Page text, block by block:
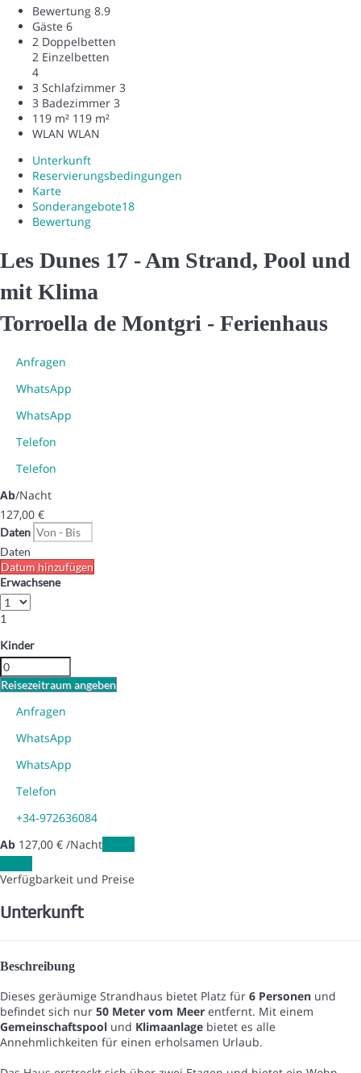
Bewertung 8.9
Gäste 6
2 Doppelbetten
2 Einzelbetten
4
3 Schlafzimmer 3
3 Badezimmer 3
119 m² 119 m²
WLAN WLAN
Unterkunft
Reservierungsbedingungen
Karte
Sonderangebote18
Bewertung
Les Dunes 17 - Am Strand, Pool und
mit Klima
Torroella de Montgri - Ferienhaus
Anfragen
WhatsApp
WhatsApp
Telefon
Telefon
Ab/Nacht
127,00 €
Daten
Daten
Datum hinzufügen
Erwachsene
1
Kinder
Reisezeitraum angeben
Anfragen
WhatsApp
WhatsApp
Telefon
+34-972636084
Ab 127,00 € /Nacht
Verfügbarkeit und Preise
Unterkunft
Beschreibung
Dieses geräumige Strandhaus bietet Platz für 6 Personen und
befindet sich nur 50 Meter vom Meer entfernt. Mit einem
Gemeinschaftspool und Klimaanlage bietet es alle
Annehmlichkeiten für einen erholsamen Urlaub.